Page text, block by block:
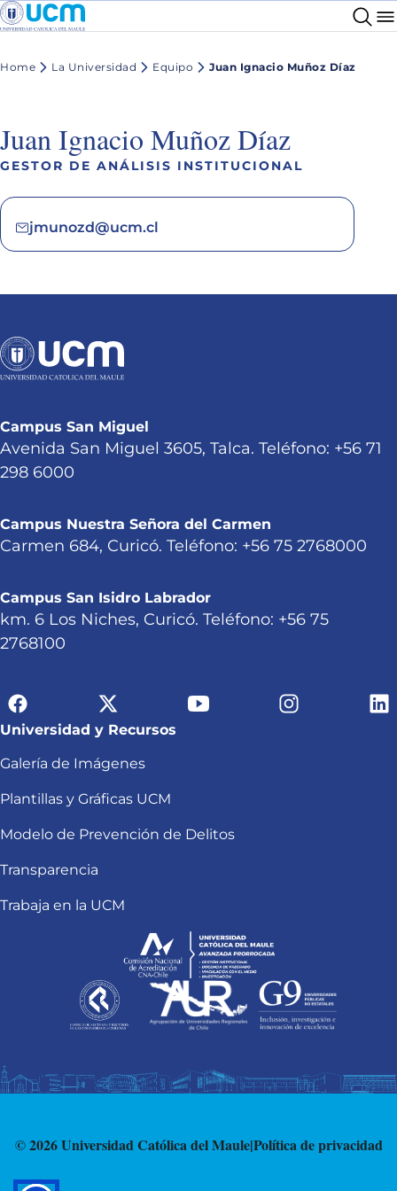
Home La Universidad Equipo Juan Ignacio Muñoz Díaz
Juan Ignacio Muñoz Díaz
GESTOR DE ANÁLISIS INSTITUCIONAL
jmunozd@ucm.cl
Campus San Miguel
Avenida San Miguel 3605, Talca. Teléfono: +56 71
298 6000
Campus Nuestra Señora del Carmen
Carmen 684, Curicó. Teléfono: +56 75 2768000
Campus San Isidro Labrador
km. 6 Los Niches, Curicó. Teléfono: +56 75
2768100
Universidad y Recursos
Galería de Imágenes
Plantillas y Gráficas UCM
Modelo de Prevención de Delitos
Transparencia
Trabaja en la UCM
© 2026 Universidad Católica del Maule|Política de privacidad